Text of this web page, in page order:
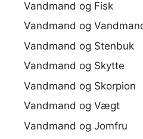
Vandmand og Fisk
Vandmand og
Vandmand og Stenbuk
Vandmand og Skytte
Vandmand og Skorpion
Vandmand og Vægt
Vandmand og Jomfru